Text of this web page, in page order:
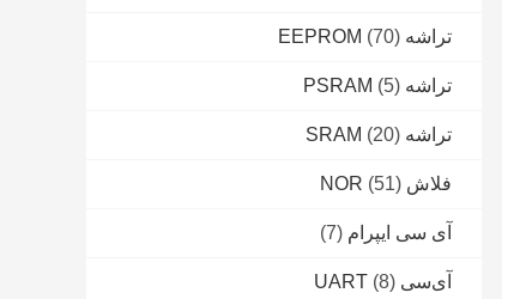
تراشه EEPROM (70)
تراشه PSRAM (5)
تراشه SRAM (20)
فلاش NOR (51)
آی سی ایپرام (7)
آی‌سی UART (8)